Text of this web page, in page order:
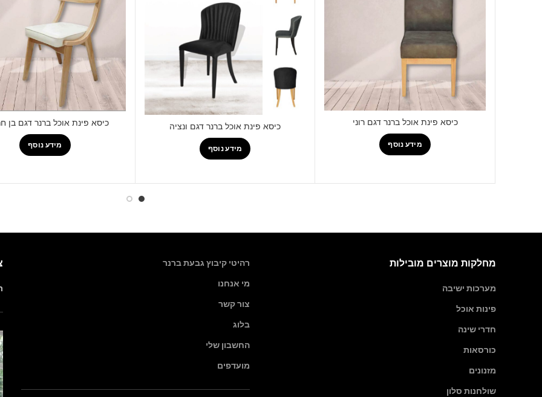
כיסא פינת אוכל ברנר דגם רוני
מידע נוסף
כיסא פינת אוכל ברנר דגם ונציה
מידע נוסף
כיסא פינת אוכל ברנר דגם בן
מידע נוסף
מחלקות מוצרים מובילות
מערכות ישיבה
פינות אוכל
חדרי שינה
כורסאות
מזנונים
שולחנות סלון
רהיטי קיבוץ גבעת ברנר
מי אנחנו
צור קשר
בלוג
החשבון שלי
מועדפים